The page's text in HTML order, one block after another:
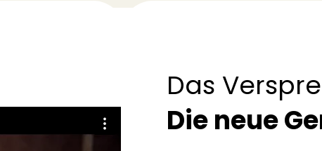
Das
Die neue